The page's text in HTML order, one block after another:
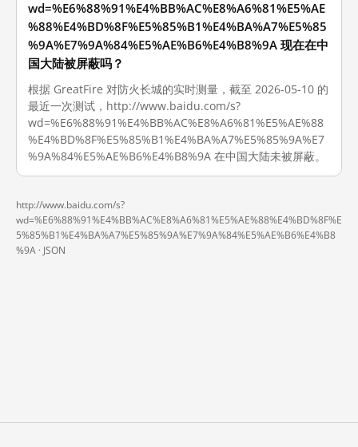
wd=%E6%88%91%E4%BB%AC%E8%A6%81%E5%AE
%88%E4%BD%8F%E5%85%B1%E4%BA%A7%E5%85
%9A%E7%9A%84%E5%AE%B6%E4%B8%9A 现在在中
国大陆被屏蔽吗？
根据 GreatFire 对防火长城的实时测量，截至 2026-05-10 的
最近一次测试，http://www.baidu.com/s?
wd=%E6%88%91%E4%BB%AC%E8%A6%81%E5%AE%88
%E4%BD%8F%E5%85%B1%E4%BA%A7%E5%85%9A%E7
%9A%84%E5%AE%B6%E4%B8%9A 在中国大陆未被屏蔽。
http://www.baidu.com/s?
wd=%E6%88%91%E4%BB%AC%E8%A6%81%E5%AE%88%E4%BD%8F%E
5%85%B1%E4%BA%A7%E5%85%9A%E7%9A%84%E5%AE%B6%E4%B8
%9A · JSON